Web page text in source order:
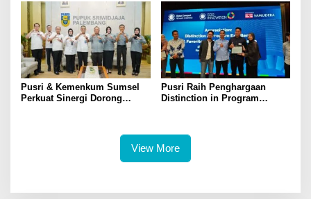
Pusri & Kemenkum Sumsel
Perkuat Sinergi Dorong
Pusri Raih Penghargaan
Distinction in Program
View More